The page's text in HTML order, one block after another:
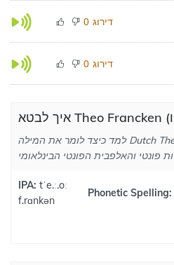
0 דירוג
0 דירוג
למד כיצד לומר את המילה Dutch Theo Francken באנגלית
IPA: tˈe.ː.oː
f.rɑnkən
Phonetic Spelling: